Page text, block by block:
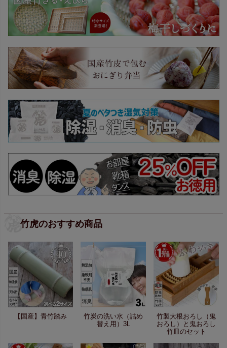
竹虎のおすすめ商品
【国産】青竹踏み
竹炭の洗い水（詰め
替え用）3L
竹製大根おろし（鬼
おろし）と鬼おろし
竹皿のセット